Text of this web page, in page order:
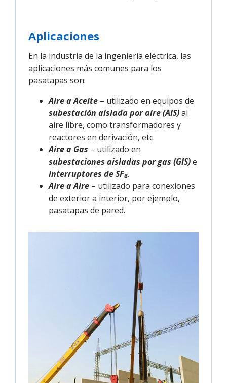
Aplicaciones
En la industria de la ingeniería eléctrica, las
aplicaciones más comunes para los
pasatapas son:
Aire a Aceite – utilizado en equipos de
subestación aislada por aire (AIS)al
aire libre, como transformadores y
reactores en derivación, etc.
Aire a Gas – utilizado en
subestaciones aisladas por gas (GIS)e
interruptores de SF6.
Aire a Aire – utilizado para conexiones
de exterior a interior, por ejemplo,
pasatapas de pared.